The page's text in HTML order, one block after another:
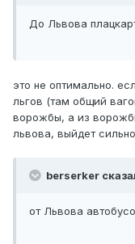
До Львова
это не оптимально.
льгов (там общий
ворожбы, а из
львова, выйдет
berserker
от Львова